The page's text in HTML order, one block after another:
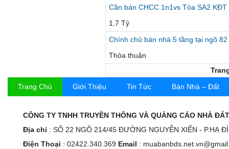
Cần bán CHCC 1n1vs Tòa SA2
1.7 Tỷ
Chính chủ bán nhà 5 tầng tại ngõ
Thỏa thuận
Trang Chủ
Giới Thiệu Tin Tức Bán Nhà – Đất
CÔNG TY TNHH TRUYỀN THÔNG VÀ QUẢNG CÁO NHÀ
Địa chỉ : SỐ 22 NGÕ 214/45 ĐƯỜNG NGUYỄN XIỂN - P.HẠ
Điện Thoại : 02422.340.369 Email :